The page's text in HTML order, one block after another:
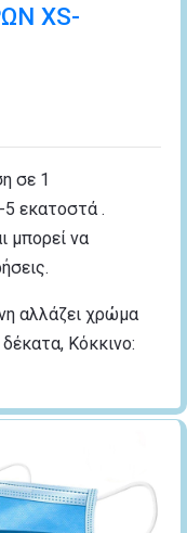
XS-
σε 1
εκατοστά .
μπορεί να
αλλάζει χρώμα
Κόκκινο: